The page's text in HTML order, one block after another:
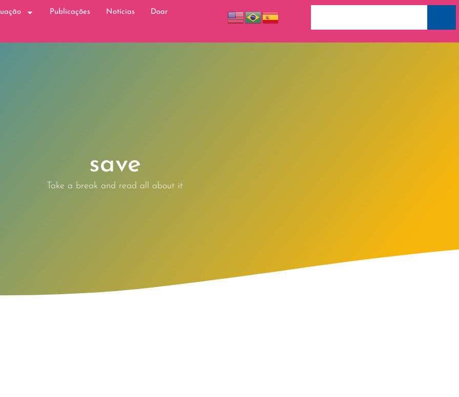
Publicações Notícias Doar
save
Take a break and read all about it